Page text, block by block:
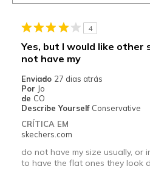
4
Yes, but I would like other
not have my
Enviado 27 dias atrás
Por Jo
de CO
Describe Yourself Conservative
CRÍTICA EM
skechers.com
do not have my size usually, or
to have the flat ones they look